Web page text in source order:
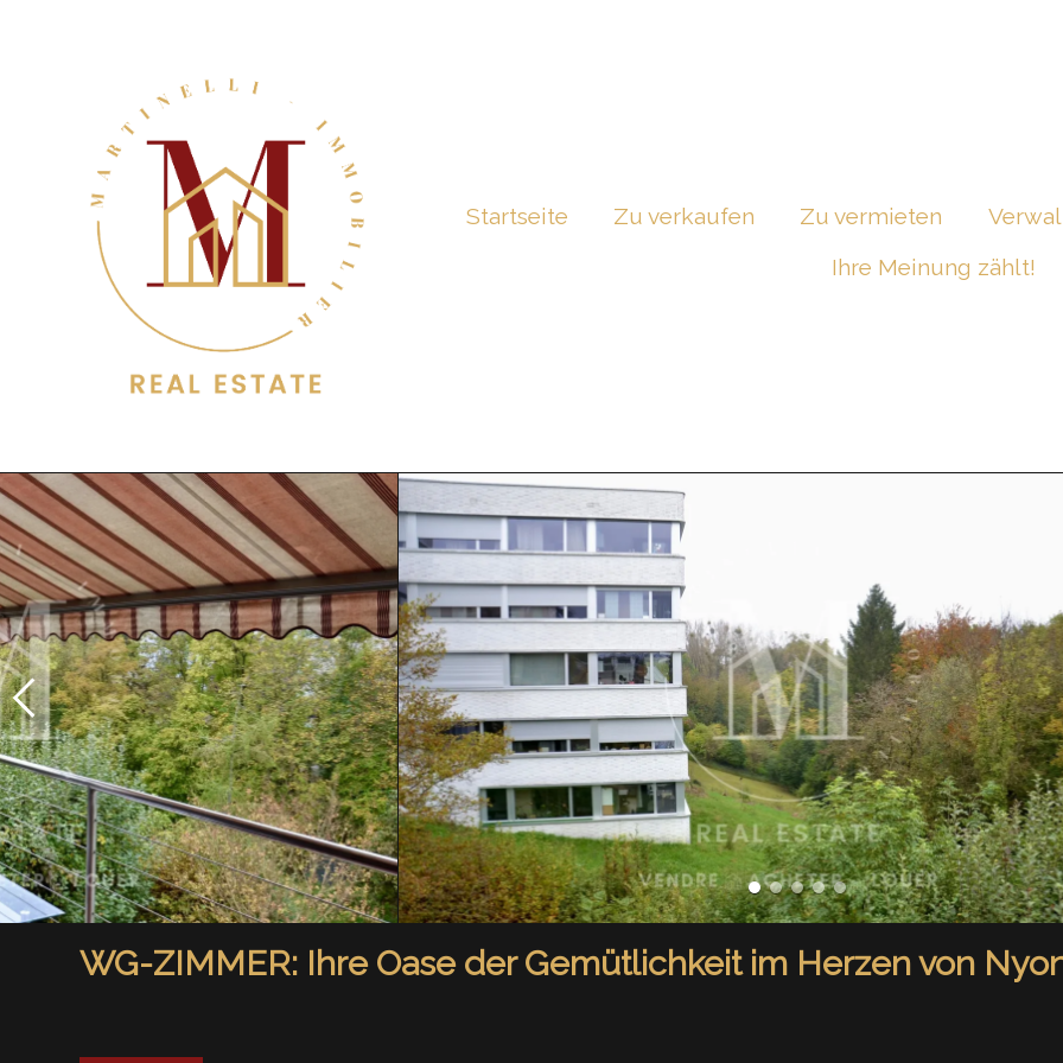
Startseite Zu verkaufen Zu vermieten
Ihre Meinung zählt!
WG-ZIMMER: Ihre Oase der Gemütlichkeit im Herzen von